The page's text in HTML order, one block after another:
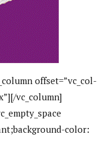
offset=”vc_col-
vc_column]
color: